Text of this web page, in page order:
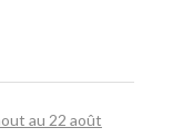
au 22 août